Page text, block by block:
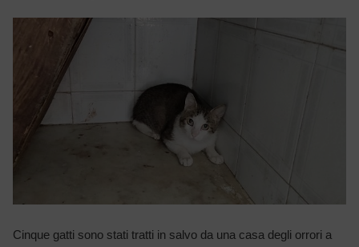
Cinque gatti sono stati tratti in salvo da una casa degli orrori a